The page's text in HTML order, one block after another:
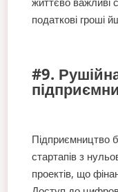
податкові гроші
#9.
Підприємництво
стартапів з
проектів, що